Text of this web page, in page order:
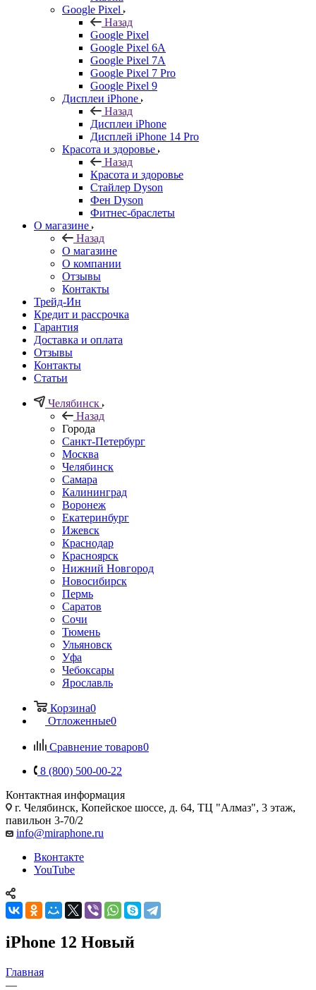
Google Pixel
Назад
Google Pixel
Google Pixel 6A
Google Pixel 7А
Google Pixel 7 Pro
Google Pixel 9
Дисплеи iPhone
Назад
Дисплеи iPhone
Дисплей iPhone 14 Pro
Красота и здоровье
Назад
Красота и здоровье
Стайлер Dyson
Фен Dyson
Фитнес-браслеты
О магазине
Назад
О магазине
О компании
Отзывы
Контакты
Трейд-Ин
Кредит и рассрочка
Гарантия
Доставка и оплата
Отзывы
Контакты
Статьи
Челябинск
Назад
Города
Санкт-Петербург
Москва
Челябинск
Самара
Калининград
Воронеж
Екатеринбург
Ижевск
Краснодар
Красноярск
Нижний Новгород
Новосибирск
Пермь
Саратов
Сочи
Тюмень
Ульяновск
Уфа
Чебоксары
Ярославль
Корзина0
Отложенные0
Сравнение товаров0
8 (800) 500-00-22
Контактная информация
г. Челябинск, Копейское шоссе, д. 64, ТЦ "Алмаз", 3 этаж,
павильон 3-70/2
info@miraphone.ru
Вконтакте
YouTube
iPhone 12 Новый
Главная
—